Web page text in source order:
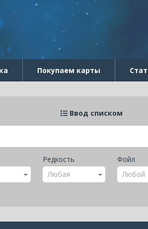
Покупаем карты
Ввод списком
Редкость
Любая
Фойл
Любой